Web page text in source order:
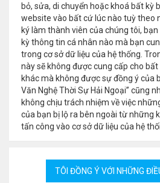
bỏ, sửa, di chuyển hoặc khoá bất kỳ
website vào bất cứ lúc nào tuỳ theo
ký làm thành viên của chúng tôi,
kỳ thông tin cá nhân nào mà bạn
trong cơ sở dữ liệu của hệ thống.
này sẽ không được cung cấp cho
khác mà không được sự đồng ý của
Văn Nghệ Thời Sự Hải Ngoại” cũng
không chịu trách nhiệm về việc
của bạn bị lộ ra bên ngoài từ những
tấn công vào cơ sở dữ liệu của hệ